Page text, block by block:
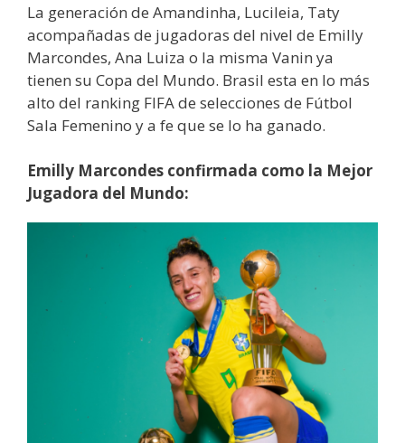
La generación de Amandinha, Lucileia, Taty
acompañadas de jugadoras del nivel de Emilly
Marcondes, Ana Luiza o la misma Vanin ya
tienen su Copa del Mundo. Brasil esta en lo más
alto del ranking FIFA de selecciones de Fútbol
Sala Femenino y a fe que se lo ha ganado.
Emilly Marcondes confirmada como la Mejor
Jugadora del Mundo: